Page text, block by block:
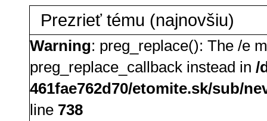
Prezrieť tému (najnovšiu)
Warning: preg_replace(): The /e
preg_replace_callback instead in /
461fae762d70/etomite.sk/sub/
line 738